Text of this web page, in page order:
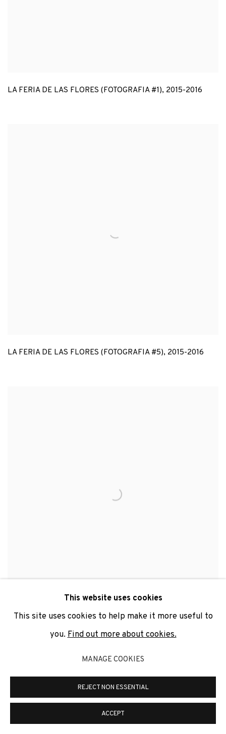
LA FERIA DE LAS FLORES (FOTOGRAFIA #1), 2015-2016
LA FERIA DE LAS FLORES (FOTOGRAFIA #5), 2015-2016
LA FERIA DE LAS FLORES (INSTALLATION),2015-2016
This website uses cookies
This site uses cookies to help make it more useful to
you. Find out more about cookies.
MANAGE COOKIES
REJECT NON ESSENTIAL
ACCEPT